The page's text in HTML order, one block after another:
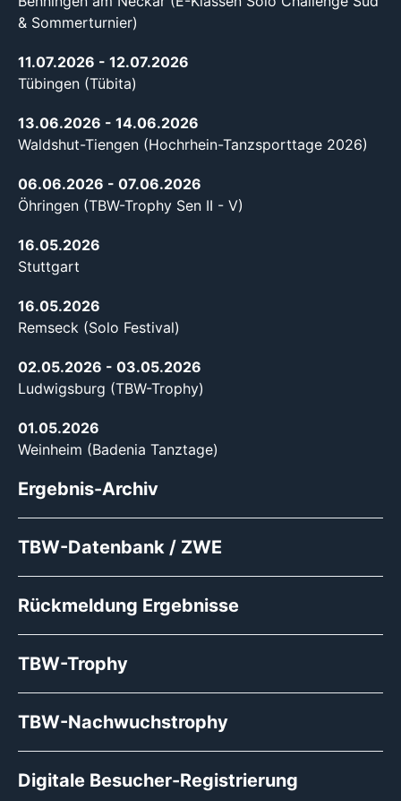
& Sommerturnier)
11.07.2026 - 12.07.2026
Tübingen (Tübita)
13.06.2026 - 14.06.2026
Waldshut-Tiengen (Hochrhein-Tanzsporttage 2026)
06.06.2026 - 07.06.2026
Öhringen (TBW-Trophy Sen II - V)
16.05.2026
Stuttgart
16.05.2026
Remseck (Solo Festival)
02.05.2026 - 03.05.2026
Ludwigsburg (TBW-Trophy)
01.05.2026
Weinheim (Badenia Tanztage)
Ergebnis-Archiv
TBW-Datenbank / ZWE
Rückmeldung Ergebnisse
TBW-Trophy
TBW-Nachwuchstrophy
Digitale Besucher-Registrierung